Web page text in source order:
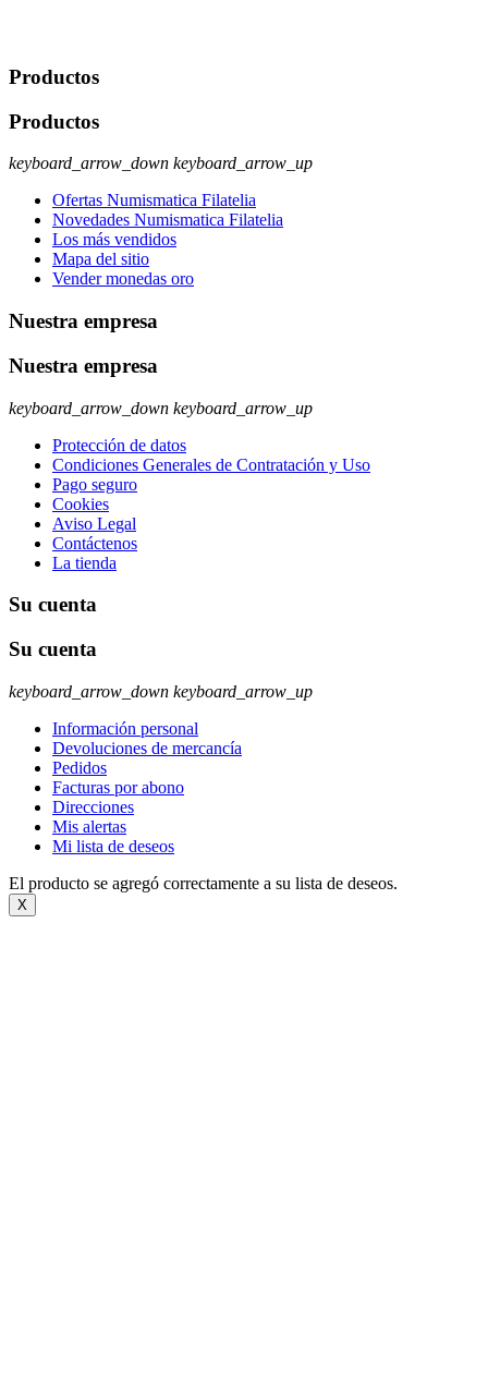
Productos
Productos
keyboard_arrow_down keyboard_arrow_up
Ofertas Numismatica Filatelia
Novedades Numismatica Filatelia
Los más vendidos
Mapa del sitio
Vender monedas oro
Nuestra empresa
Nuestra empresa
keyboard_arrow_down keyboard_arrow_up
Protección de datos
Condiciones Generales de Contratación y Uso
Pago seguro
Cookies
Aviso Legal
Contáctenos
La tienda
Su cuenta
Su cuenta
keyboard_arrow_down keyboard_arrow_up
Información personal
Devoluciones de mercancía
Pedidos
Facturas por abono
Direcciones
Mis alertas
Mi lista de deseos
El producto se agregó correctamente a su lista de deseos.
X